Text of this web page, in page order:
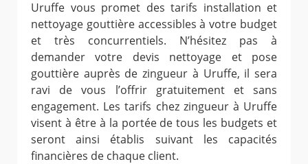
Uruffe vous promet des tarifs installation et
nettoyage gouttière accessibles à votre budget
et très concurrentiels. N’hésitez pas à
demander votre devis nettoyage et pose
gouttière auprès de zingueur à Uruffe, il sera
ravi de vous l’offrir gratuitement et sans
engagement. Les tarifs chez zingueur à Uruffe
visent à être à la portée de tous les budgets et
seront ainsi établis suivant les capacités
financières de chaque client.